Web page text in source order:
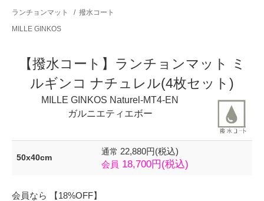
ランチョンマット / 撥水コート
MILLE GINKOS
【撥水コート】ランチョンマット ミ
ルギンコ ナチュレル(4枚セット)
MILLE GINKOS Naturel-MT4-EN
ガルニエティエボー
50x40cm
通常 22,880円(税込)
会員 18,700円(税込)
会員なら 【18%OFF】